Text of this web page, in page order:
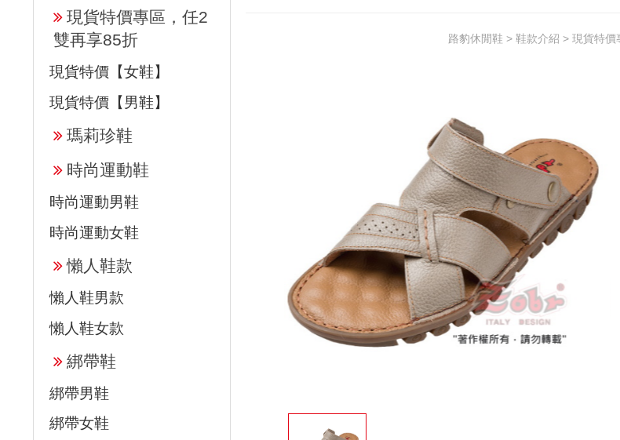
現貨特價專區，任2
雙再享85折
現貨特價【女鞋】
現貨特價【男鞋】
瑪莉珍鞋
時尚運動鞋
時尚運動男鞋
時尚運動女鞋
懶人鞋款
懶人鞋男款
懶人鞋女款
綁帶鞋
綁帶男鞋
綁帶女鞋
路豹休閒鞋 > 鞋款介紹 > 現貨特價